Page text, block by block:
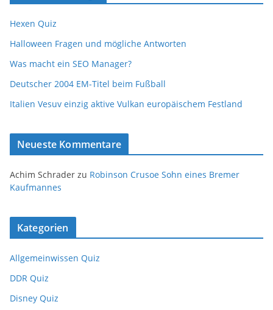
Hexen Quiz
Halloween Fragen und mögliche Antworten
Was macht ein SEO Manager?
Deutscher 2004 EM-Titel beim Fußball
Italien Vesuv einzig aktive Vulkan europäischem Festland
Neueste Kommentare
Achim Schrader zu Robinson Crusoe Sohn eines Bremer
Kaufmannes
Kategorien
Allgemeinwissen Quiz
DDR Quiz
Disney Quiz